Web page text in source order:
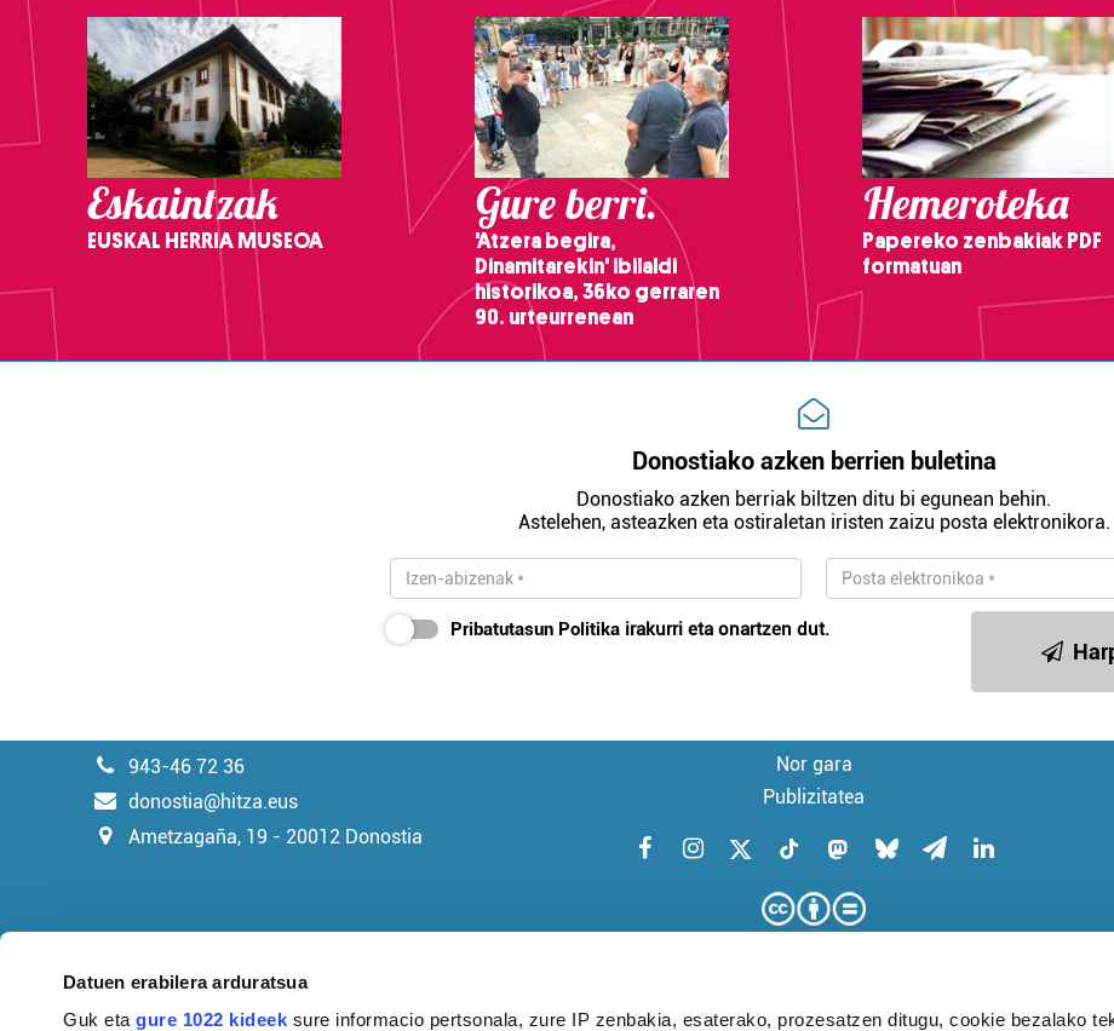
Datuen erabilera arduratsua
Guk etagure 1022 kideek sure informacio pertsonala, zure IP zenbakia, esaterako, prozesatzen ditugu, cookie bezalako
Eskaintzak
EUSKAL HERRIA MUSEOA
Gure berri.
'Atzera begira,
Dinamitarekin' ibilaldi
historikoa, 36ko gerraren
90. urteurrenean
Hemeroteka
Papereko zenbakiak PDF
formatuan
Donostiako azken berrien buletina
Donostiako azken berriak biltzen ditu bi egunean behin.
Astelehen, asteazken eta ostiraletan iristen zaizu posta elektronikora.
Pribatutasun Politika irakurri eta onartzen dut.
943-46 72 36
donostia@hitza.eus
Ametzagaña, 19 - 20012 Donostia
Nor gara
Publizitatea